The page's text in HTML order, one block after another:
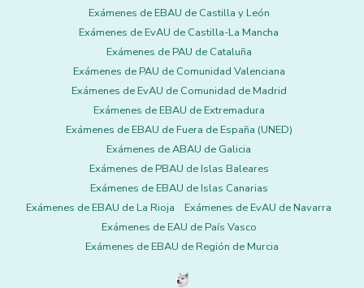
Exámenes de EBAU de Castilla y León
Exámenes de EvAU de Castilla-La Mancha
Exámenes de PAU de Cataluña
Exámenes de PAU de Comunidad Valenciana
Exámenes de EvAU de Comunidad de Madrid
Exámenes de EBAU de Extremadura
Exámenes de EBAU de Fuera de España (UNED)
Exámenes de ABAU de Galicia
Exámenes de PBAU de Islas Baleares
Exámenes de EBAU de Islas Canarias
Exámenes de EBAU de La Rioja
Exámenes de EvAU de Navarra
Exámenes de EAU de País Vasco
Exámenes de EBAU de Región de Murcia